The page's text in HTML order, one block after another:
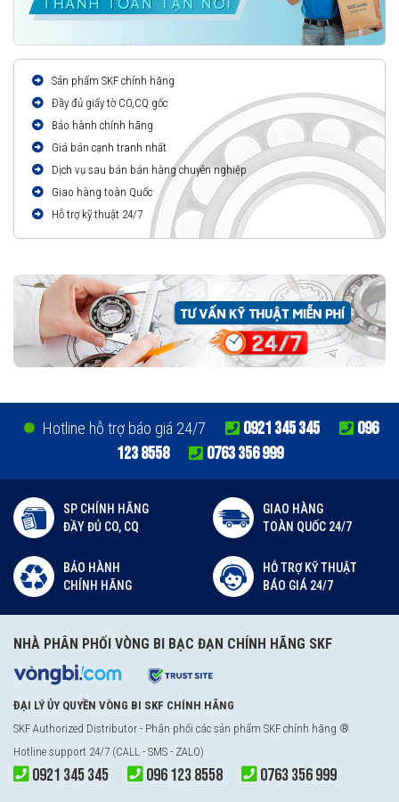
Sản phẩm SKF chính hãng
Đầy đủ giấy tờ CO,CQ gốc
Bảo hành chính hãng
Giá bán cạnh tranh nhất
Dịch vụ sau bán bán hàng chuyên nghiệp
Giao hàng toàn Quốc
Hỗ trợ kỹ thuật 24/7
Hotline hỗ trợ báo giá 24/7 0921 345 345
096
123 8558
0763 356 999
SP CHÍNH HÃNG
ĐẦY ĐỦ CO, CQ
GIAO HÀNG
TOÀN QUỐC 24/7
BẢO HÀNH
CHÍNH HÃNG
HỖ TRỢ KỸ THUẬT
BÁO GIÁ 24/7
NHÀ PHÂN PHỐI VÒNG BI BẠC ĐẠN CHÍNH HÃNG SKF
ĐẠI LÝ ỦY QUYỀN VÒNG BI SKF CHÍNH HÃNG
SKF Authorized Distributor - Phân phối các sản phẩm SKF chính hãng ®
Hotline support 24/7 (CALL - SMS - ZALO)
0921 345 345 096 123 8558 0763 356 999